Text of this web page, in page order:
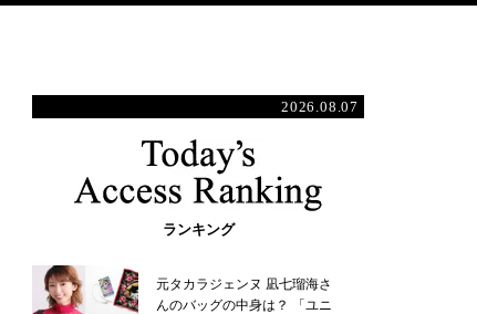
2026.08.07
ランキング
元タカラジェンヌ 凪七瑠海さ
んのバッグの中身は？ 「ユニ